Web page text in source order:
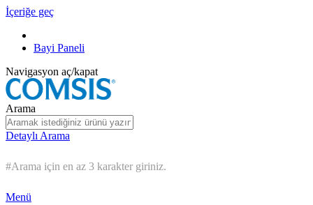
İçeriğe geç
Bayi Paneli
Navigasyon aç/kapat
Arama
Detaylı Arama
#Arama için en az 3 karakter giriniz.
Menü